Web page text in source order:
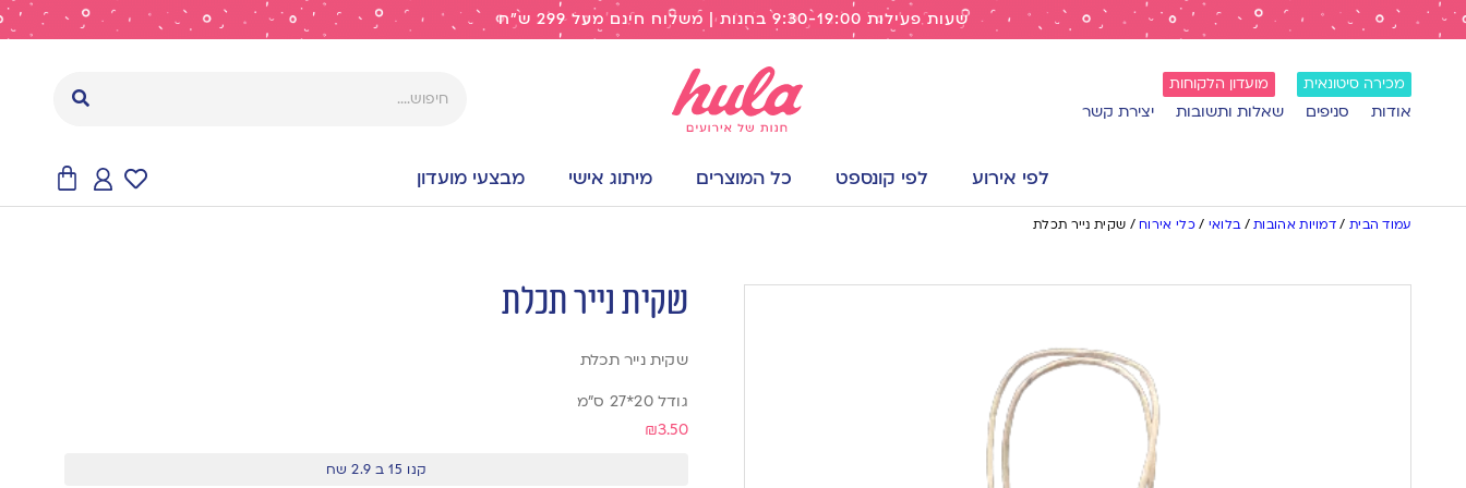
שעות פעילות 9:30-19:00 בחנות | משלוח חינם מעל 299 ש"ח
מכירה סיטונאית מועדון הלקוחות
אודות סניפים שאלות ותשובות יצירת קשר
לפי אירוע לפי קונספט כל המוצרים מיתוג אישי מבצעי מועדון
עמוד הבית / דמויות אהובות/בלואי /כלי אירוח / שקית נייר תכלת
שקית נייר תכלת
שקית נייר תכלת
גודל 20*27 ס”מ
₪3.50
קנו 15 ב 2.9 שח